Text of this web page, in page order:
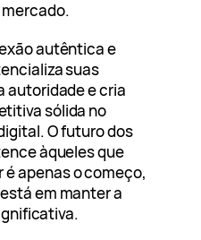
autêntica e
suas
autoridade e cria
sólida no
O futuro dos
àqueles que
apenas o começo,
em manter a